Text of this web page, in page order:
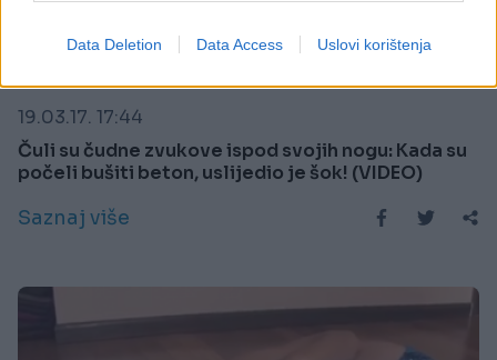
Data Deletion Data Access Uslovi korištenja
19.03.17. 17:44
Čuli su čudne zvukove ispod svojih nogu: Kada su
počeli bušiti beton, uslijedio je šok! (VIDEO)
Saznaj više